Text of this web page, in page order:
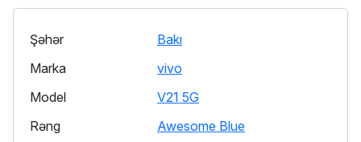
Şəhər
Bakı
Marka
vivo
Model
V21 5G
Rəng
Awesome Blue